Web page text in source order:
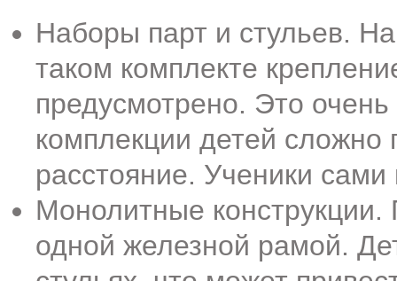
Наборы парт и стульев.
таком комплекте
предусмотрено. Это очень
комплекции детей
расстояние. Ученики
Монолитные
одной железной рамой.